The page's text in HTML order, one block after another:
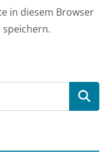
in diesem Browser